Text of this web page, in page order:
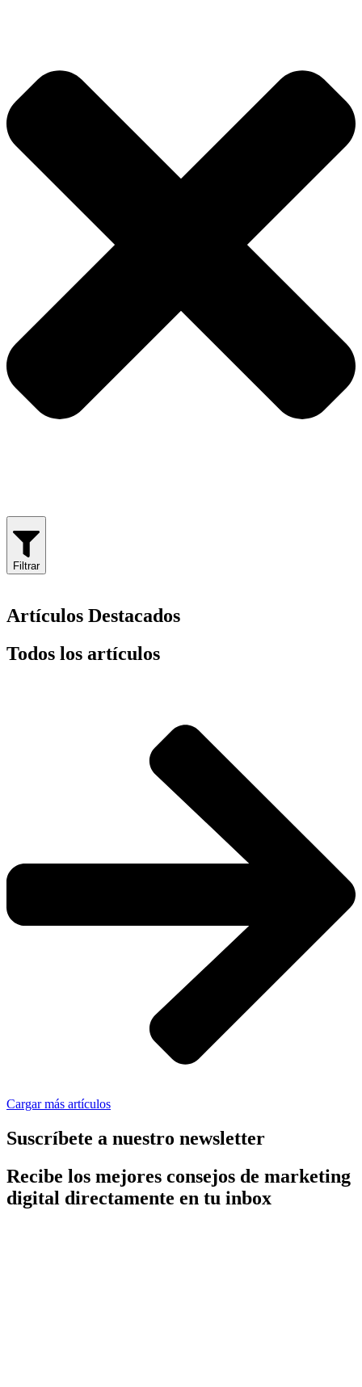
Filtrar
Artículos Destacados
Todos los artículos
Cargar más artículos
Suscríbete a nuestro newsletter
Recibe los mejores consejos de marketing
digital directamente en tu inbox